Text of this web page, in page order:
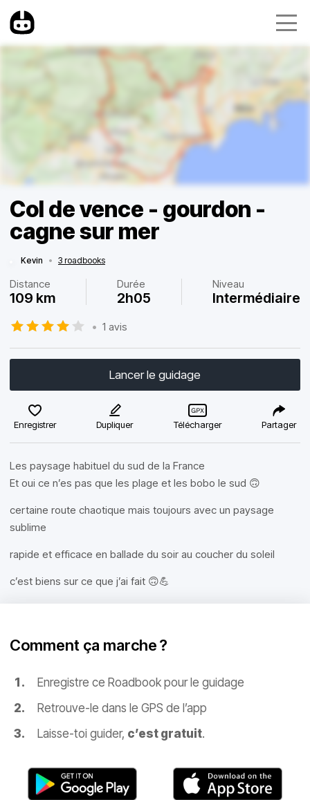
Col de vence - gourdon -
cagne sur mer
Kevin • 3 roadbooks
Distance
109 km
Durée
2h05
Niveau
Intermédiaire
• 1 avis
Lancer le guidage
Enregistrer Dupliquer Télécharger Partager
Les paysage habituel du sud de la France
Et oui ce n’es pas que les plage et les bobo le sud 🙃
certaine route chaotique mais toujours avec un paysage
sublime
rapide et efficace en ballade du soir au coucher du soleil
c’est biens sur ce que j’ai fait 🙃💪
Comment ça marche ?
Enregistre ce Roadbook pour le guidage
Retrouve-le dans le GPS de l’app
Laisse-toi guider, c’est gratuit.